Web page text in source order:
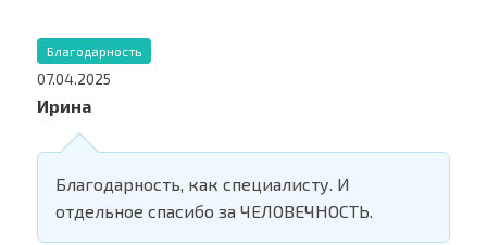
Благодарность
07.04.2025
Ирина
Благодарность, как специалисту. И
отдельное спасибо за ЧЕЛОВЕЧНОСТЬ.